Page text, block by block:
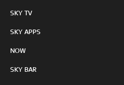
SKY TV
SKY APPS
NOW
SKY BAR